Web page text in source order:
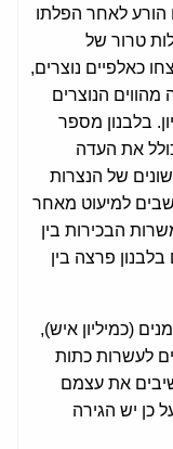
מצבם הורע לאחר הפלתו
טרור של
כאלפיים נוצרים,
הנוצרים
מסתכם בכ-2.5 מיליון. בלבנון מספר
מספר הכולל את העדה
של הנצרות
למיעוט מאחר
הבכירות בין
פרצה בין
(כמיליון איש),
לעשרות כתות
את עצמם
כן יש הגירה